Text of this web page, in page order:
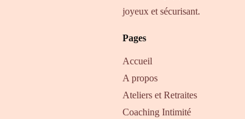
joyeux et sécurisant.
Pages
Accueil
A propos
Ateliers et Retraites
Coaching Intimité